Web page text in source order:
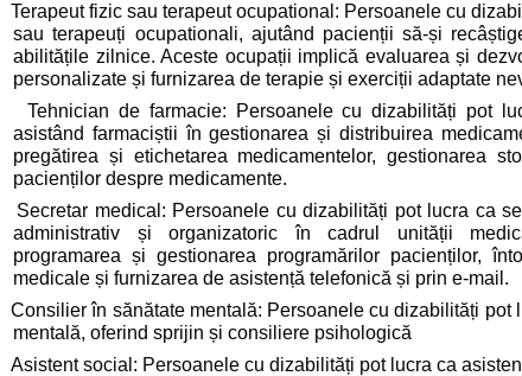
Terapeut fizic sau terapeut ocupational: Persoanele cu
sau terapeuți ocupationali, ajutând pacienții să-și
abilitățile zilnice. Aceste ocupații implică evaluarea și
personalizate și furnizarea de terapie și exerciții adaptate
Tehnician de farmacie: Persoanele cu dizabilități pot
asistând farmaciștii în gestionarea și distribuirea
pregătirea și etichetarea medicamentelor, gestionarea
pacienților despre medicamente.
Secretar medical: Persoanele cu dizabilități pot lucra ca
administrativ și organizatoric în cadrul unității
programarea și gestionarea programărilor pacienților,
medicale și furnizarea de asistență telefonică și prin e-mail.
Consilier în sănătate mentală: Persoanele cu dizabilități pot
mentală, oferind sprijin și consiliere psihologică
Asistent social: Persoanele cu dizabilități pot lucra ca